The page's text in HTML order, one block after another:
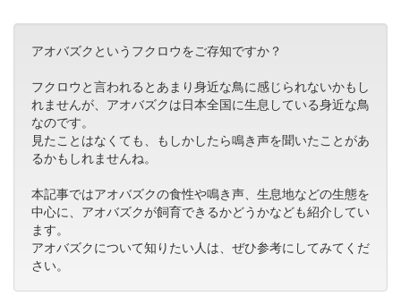
アオバズクというフクロウをご存知ですか？
フクロウと言われるとあまり身近な鳥に感じられないかもし
れませんが、アオバズクは日本全国に生息している身近な鳥
なのです。
見たことはなくても、もしかしたら鳴き声を聞いたことがあ
るかもしれませんね。
本記事ではアオバズクの食性や鳴き声、生息地などの生態を
中心に、アオバズクが飼育できるかどうかなども紹介してい
ます。
アオバズクについて知りたい人は、ぜひ参考にしてみてくだ
さい。